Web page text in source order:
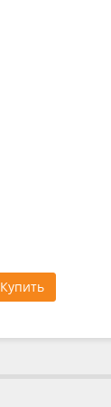
Купить